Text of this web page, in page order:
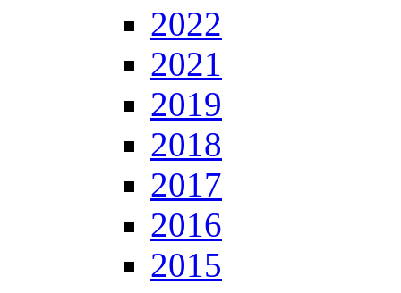
2022
2021
2019
2018
2017
2016
2015